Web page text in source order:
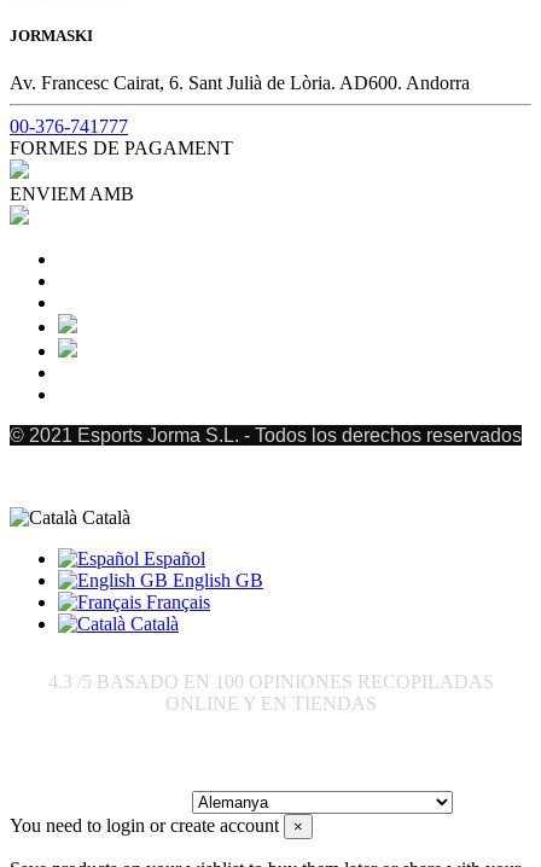
JORMASKI
Av. Francesc Cairat, 6. Sant Julià de Lòria. AD600. Andorra
00-376-741777
FORMES DE PAGAMENT
ENVIEM AMB
© 2021 Esports Jorma S.L. - Todos los derechos reservados
Català
Español
English GB
Français
Català
4.3 /5 BASADO EN 100 OPINIONES RECOPILADAS
ONLINE Y EN TIENDAS
You need to login or create account ×